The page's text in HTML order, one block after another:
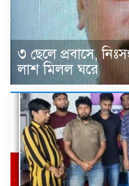
৩ ছেলে প্রবাসে,
লাশ মিলল ঘরে